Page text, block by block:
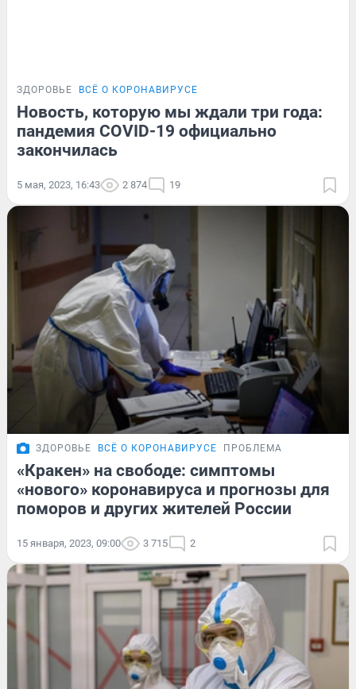
ЗДОРОВЬЕ ВСЁ О КОРОНАВИРУСЕ
Новость, которую мы ждали три года:
пандемия COVID-19 официально
закончилась
5 мая, 2023, 16:43 2 874 19
ЗДОРОВЬЕ ВСЁ О КОРОНАВИРУСЕ ПРОБЛЕМА
«Кракен» на свободе: симптомы
«нового» коронавируса и прогнозы для
поморов и других жителей России
15 января, 2023, 09:00 3 715 2